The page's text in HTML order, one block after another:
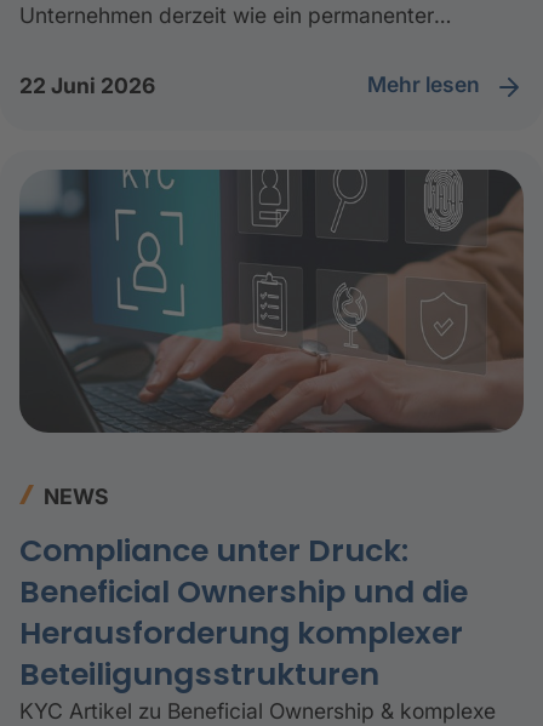
Unternehmen derzeit wie ein permanenter
Kosten, unsichere Absatzmärkte etc. treffen
22 Juni 2026 Mehr lesen
NEWS
Compliance unter Druck:
Beneficial Ownership und die
Herausforderung komplexer
Beteiligungsstrukturen
KYC Artikel zu Beneficial Ownership & komplexe